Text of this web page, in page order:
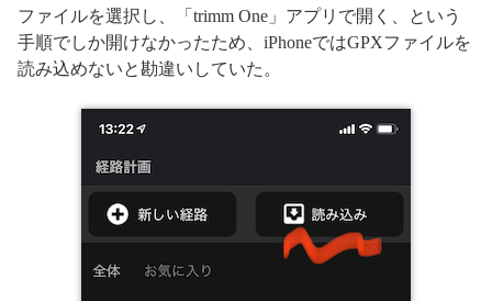
ファイルを選択し、「trimm One」アプリで開く、という
手順でしか開けなかったため、iPhoneではGPXファイルを
読み込めないと勘違いしていた。